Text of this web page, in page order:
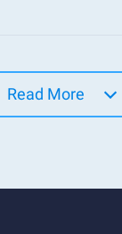
Read More